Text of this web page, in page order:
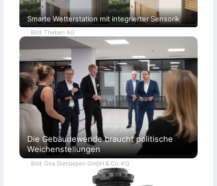
Smarte Wetterstation mit integrierter Sensorik
Bild: Theben AG
Die Gebäudewende braucht politische
Weichenstellungen
Bild: Gira Giersiepen GmbH & Co. KG